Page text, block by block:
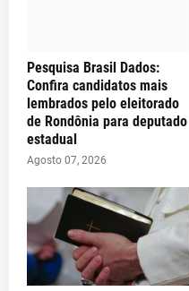
Pesquisa Brasil Dados:
Confira candidatos mais
lembrados pelo eleitorado
de Rondônia para deputado
estadual
Agosto 07, 2026